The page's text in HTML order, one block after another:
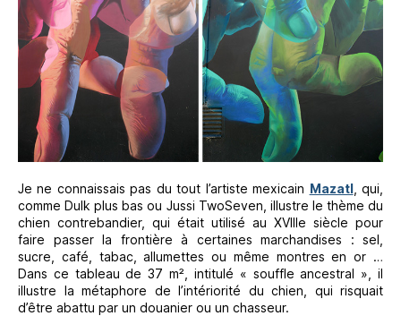
Je ne connaissais pas du tout l’artiste mexicain Mazatl, qui,
comme Dulk plus bas ou Jussi TwoSeven, illustre le thème du
chien contrebandier, qui était utilisé au XVIIIe siècle pour
faire passer la frontière à certaines marchandises : sel,
sucre, café, tabac, allumettes ou même montres en or …
Dans ce tableau de 37 m², intitulé « souffle ancestral », il
illustre la métaphore de l’intériorité du chien, qui risquait
d’être abattu par un douanier ou un chasseur.